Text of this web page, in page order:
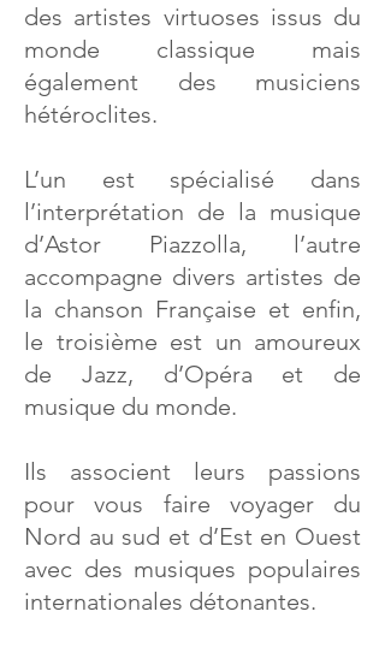
des artistes virtuoses issus du
monde classique mais
également des musiciens
hétéroclites.
L’un est spécialisé dans
l’interprétation de la musique
d’Astor Piazzolla, l’autre
accompagne divers artistes de
la chanson Française et enfin,
le troisième est un amoureux
de Jazz, d’Opéra et de
musique du monde.
Ils associent leurs passions
pour vous faire voyager du
Nord au sud et d’Est en Ouest
avec des musiques populaires
internationales détonantes.